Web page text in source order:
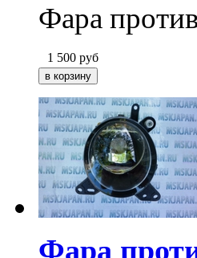
Фара
1 500 руб
Фара